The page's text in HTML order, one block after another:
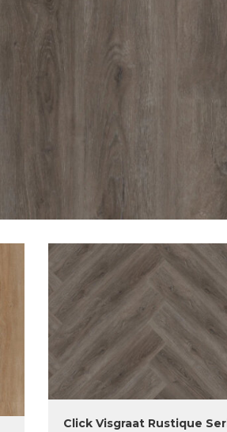
Click Visgraat Rustique